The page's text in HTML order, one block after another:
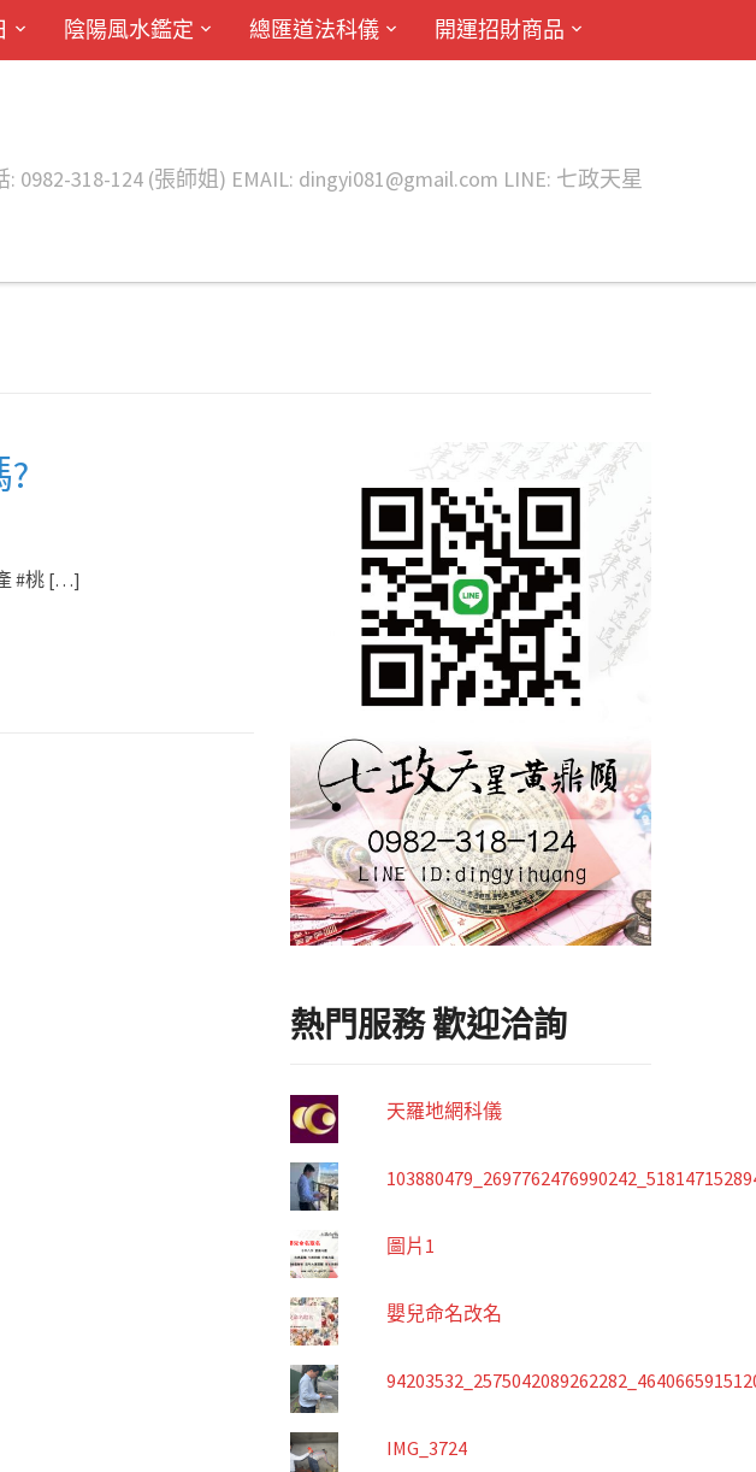
陰陽風水鑑定 總匯道法科儀 開運招財商品
318-124 (張師姐) EMAIL: dingyi081@gmail.com LINE: 七政天星
#桃 […]
熱門服務 歡迎洽詢
天羅地網科儀
圖片1
嬰兒命名改名
IMG_3724